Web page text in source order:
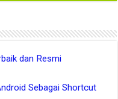
dan Resmi
Sebagai Shortcut